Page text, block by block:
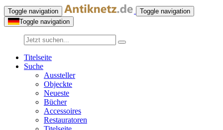
Toggle navigation
Toggle navigation
Toggle navigation
Titelseite
Suche
Aussteller
Objeckte
Neueste
Bücher
Accessoires
Restauratoren